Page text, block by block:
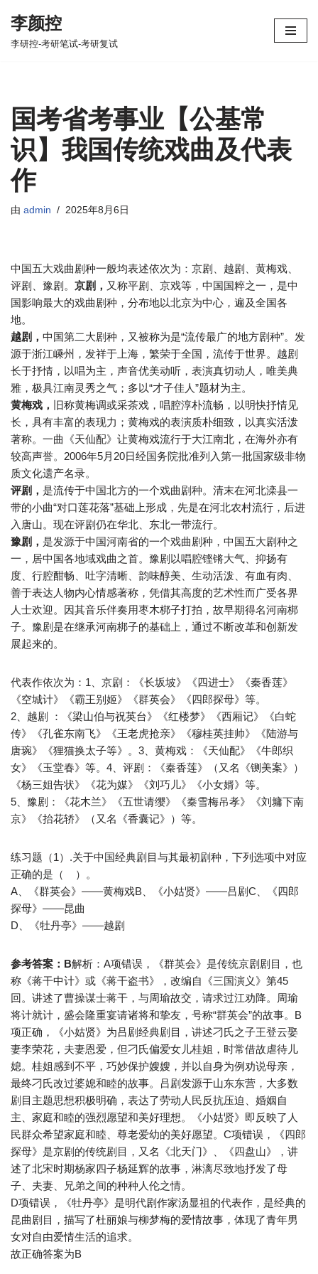
跳
李颜控
李研控-考研笔试-考研复试
国考省考事业【公基常
识】我国传统戏曲及代表
作
由 admin 2025年8月6日
中国五大戏曲剧种一般均表述依次为：京剧、越剧、黄梅戏、
评剧、豫剧。 京剧， 又称平剧、京戏等，中国国粹之一，是中
国影响最大的戏曲剧种，分布地以北京为中心，遍及全国各
地。
越剧， 中国第二大剧种，又被称为是“流传最广的地方剧种”。发
源于浙江嵊州，发祥于上海，繁荣于全国，流传于世界。越剧
长于抒情，以唱为主，声音优美动听，表演真切动人，唯美典
雅，极具江南灵秀之气；多以“才子佳人”题材为主。
黄梅戏，
旧称黄梅调或采茶戏，唱腔淳朴流畅，以明快抒情见
长，具有丰富的表现力；黄梅戏的表演质朴细致，以真实活泼
著称。一曲《天仙配》让黄梅戏流行于大江南北，在海外亦有
较高声誉。2006年5月20日经国务院批准列入第一批国家级非物
质文化遗产名录。
评剧， 是流传于中国北方的一个戏曲剧种。清末在河北滦县一
带的小曲“对口莲花落”基础上形成，先是在河北农村流行，后进
入唐山。现在评剧仍在华北、东北一带流行。
豫剧， 是发源于中国河南省的一个戏曲剧种，中国五大剧种之
一，居中国各地域戏曲之首。豫剧以唱腔铿锵大气、抑扬有
度、行腔酣畅、吐字清晰、韵味醇美、生动活泼、有血有肉、
善于表达人物内心情感著称，凭借其高度的艺术性而广受各界
人士欢迎。因其音乐伴奏用枣木梆子打拍，故早期得名河南梆
子。豫剧是在继承河南梆子的基础上，通过不断改革和创新发
展起来的。
代表作依次为：1、京剧：《长坂坡》《四进士》《秦香莲》
《空城计》《霸王别姬》《群英会》《四郎探母》等。
2、越剧 ：《梁山伯与祝英台》《红楼梦》《西厢记》《白蛇
传》《孔雀东南飞》《王老虎抢亲》《穆桂英挂帅》《陆游与
唐琬》《狸猫换太子等》。3、黄梅戏：《天仙配》《牛郎织
女》《玉堂春》等。4、评剧：《秦香莲》（又名《铡美案》）
《杨三姐告状》《花为媒》《刘巧儿》《小女婿》等。
5、豫剧：《花木兰》《五世请缨》《秦雪梅吊孝》《刘墉下南
京》《抬花轿》（又名《香囊记》）等。
练习题（1）.关于中国经典剧目与其最初剧种，下列选项中对应
正确的是（ ）。
A、《群英会》——黄梅戏B、《小姑贤》——吕剧C、《四郎
探母》——昆曲
D、《牡丹亭》——越剧
参考答案：B解析：A项错误，《群英会》是传统京剧剧目，也
称《蒋干中计》或《蒋干盗书》，改编自《三国演义》第45
回。讲述了曹操谋士蒋干，与周瑜故交，请求过江劝降。周瑜
将计就计，盛会隆重宴请诸将和挚友，号称“群英会”的故事。B
项正确，《小姑贤》为吕剧经典剧目，讲述刁氏之子王登云娶
妻李荣花，夫妻恩爱，但刁氏偏爱女儿桂姐，时常借故虐待儿
媳。桂姐感到不平，巧妙保护嫂嫂，并以自身为例劝说母亲，
最终刁氏改过婆媳和睦的故事。吕剧发源于山东东营，大多数
剧目主题思想积极明确，表达了劳动人民反抗压迫、婚姻自
主、家庭和睦的强烈愿望和美好理想。《小姑贤》即反映了人
民群众希望家庭和睦、尊老爱幼的美好愿望。C项错误，《四郎
探母》是京剧的传统剧目，又名《北天门》、《四盘山》，讲
述了北宋时期杨家四子杨延辉的故事，淋漓尽致地抒发了母
子、夫妻、兄弟之间的种种人伦之情。
D项错误，《牡丹亭》是明代剧作家汤显祖的代表作，是经典的
昆曲剧目，描写了杜丽娘与柳梦梅的爱情故事，体现了青年男
女对自由爱情生活的追求。
故正确答案为B